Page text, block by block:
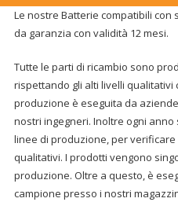
e
Le nostre Batterie compatibili
da garanzia con validità 12 mesi.
Tutte le parti di ricambio sono
rispettando gli alti livelli qualitativi
produzione è eseguita da
nostri ingegneri. Inoltre ogni
linee di produzione, per
qualitativi. I prodotti vengono
produzione. Oltre a questo, è
campione presso i nostri